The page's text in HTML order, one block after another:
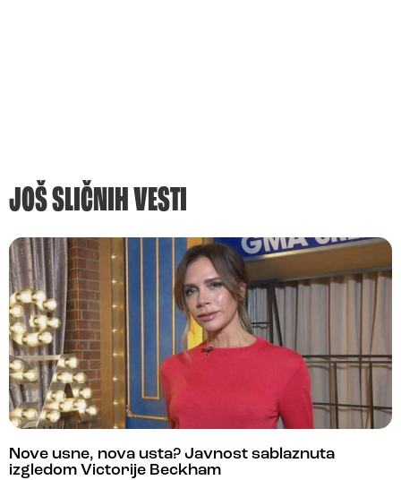
JOŠ SLIČNIH VESTI
Nove usne, nova usta? Javnost sablaznuta
izgledom Victorije Beckham